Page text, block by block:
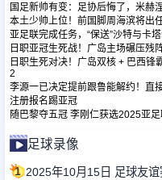
国足新帅有变：足协后悔了，米赫
本土少帅上位！前国脚周海滨将出
亚足联完成任务，“保送”沙特与卡
日职亚冠生死战！广岛主场碾压残
日职生死对决！广岛双核 + 巴西锋
2
李源一已决定提前跟鲁能解约！直
注册报名踢亚冠
随巴黎夺五冠 李刚仁获选2025亚
足球录像
1 2025年10月15日 足球友